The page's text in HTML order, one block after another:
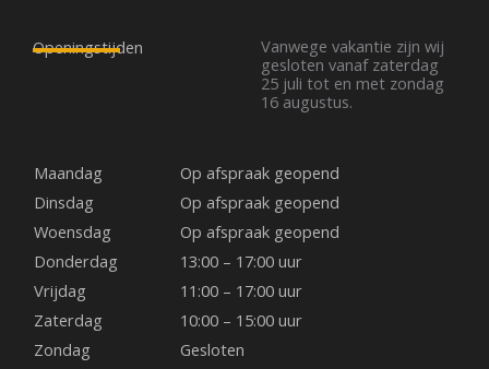
c
e
b
o
o
k
s
t
Openingstijden
Vanwege vakantie zijn wij
gesloten vanaf zaterdag
25 juli tot en met zondag
16 augustus.
Maandag
Op afspraak geopend
Dinsdag
Op afspraak geopend
Woensdag
Op afspraak geopend
Donderdag
13:00 – 17:00 uur
Vrijdag
11:00 – 17:00 uur
Zaterdag
10:00 – 15:00 uur
Zondag
Gesloten